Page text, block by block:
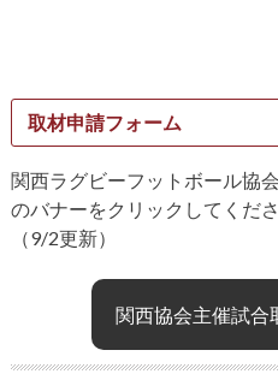
取材申請フォーム
関西ラグビーフットボール協
のバナーをクリックしてくださ
（9/2更新）
関西協会主催試合